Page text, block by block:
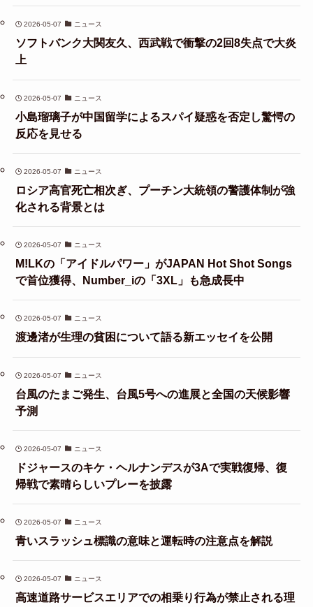
2026-05-07 ニュース
ソフトバンク大関友久、西武戦で衝撃の2回8失点で大炎
上
2026-05-07 ニュース
小島瑠璃子が中国留学によるスパイ疑惑を否定し驚愕の
反応を見せる
2026-05-07 ニュース
ロシア高官死亡相次ぎ、プーチン大統領の警護体制が強
化される背景とは
2026-05-07 ニュース
M!LKの「アイドルパワー」がJAPAN Hot Shot Songs
で首位獲得、Number_iの「3XL」も急成長中
2026-05-07 ニュース
渡邊渚が生理の貧困について語る新エッセイを公開
2026-05-07 ニュース
台風のたまご発生、台風5号への進展と全国の天候影響
予測
2026-05-07 ニュース
ドジャースのキケ・ヘルナンデスが3Aで実戦復帰、復
帰戦で素晴らしいプレーを披露
2026-05-07 ニュース
青いスラッシュ標識の意味と運転時の注意点を解説
2026-05-07 ニュース
高速道路サービスエリアでの相乗り行為が禁止される理